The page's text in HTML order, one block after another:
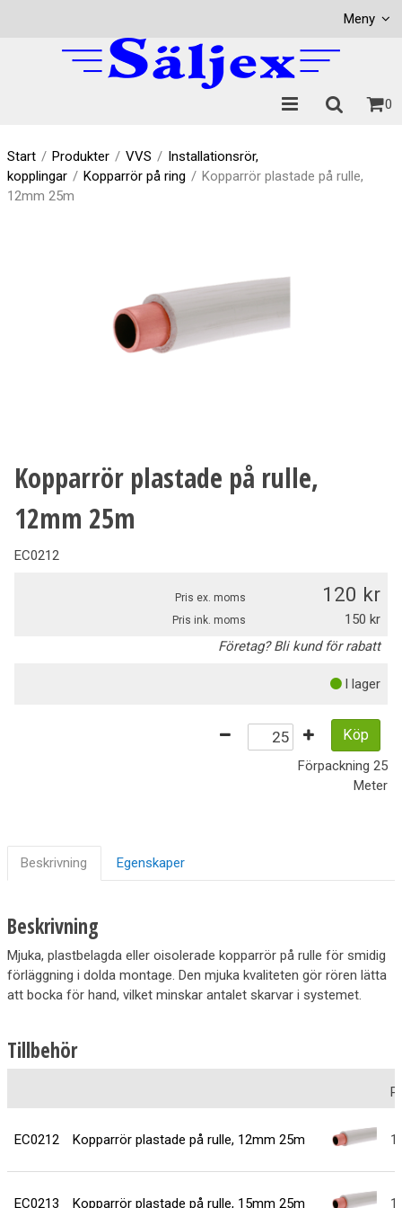
Meny
0
Start / Produkter / VVS / Installationsrör,
kopplingar / Kopparrör på ring / Kopparrör plastade på rulle,
12mm 25m
Kopparrör plastade på rulle,
12mm 25m
EC0212
Pris ex. moms 120
Pris ink. moms
150
Företag? Bli kund för rabatt
I lager
Köp
Förpackning 25
Meter
Beskrivning Egenskaper
Beskrivning
Mjuka, plastbelagda eller oisolerade kopparrör på rulle för smidig
förläggning i dolda montage. Den mjuka kvaliteten gör rören lätta
att bocka för hand, vilket minskar antalet skarvar i systemet.
Tillbehör
EC0212 Kopparrör plastade på rulle, 12mm 25m
EC0213 Kopparrör plastade på rulle, 15mm 25m